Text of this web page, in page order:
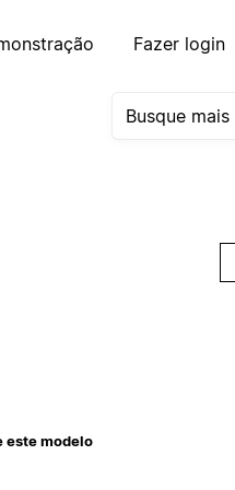
Fazer login
este modelo